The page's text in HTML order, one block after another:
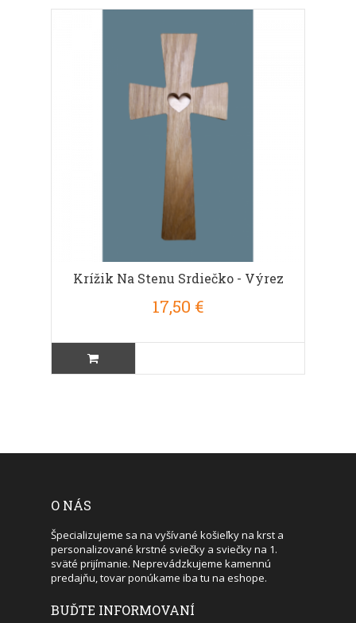
Krížik Na Stenu Srdiečko - Výrez
17,50 €
O NÁS
Špecializujeme sa na vyšívané košieľky na krst a
personalizované krstné sviečky a sviečky na 1.
sväté prijímanie. Neprevádzkujeme kamennú
predajňu, tovar ponúkame iba tu na eshope.
BUĎTE INFORMOVANÍ